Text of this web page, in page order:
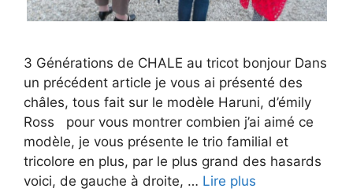
3 Générations de CHALE au tricot bonjour Dans
un précédent article je vous ai présenté des
châles, tous fait sur le modèle Haruni, d’émily
Ross pour vous montrer combien j’ai aimé ce
modèle, je vous présente le trio familial et
tricolore en plus, par le plus grand des hasards
voici, de gauche à droite, … Lire plus